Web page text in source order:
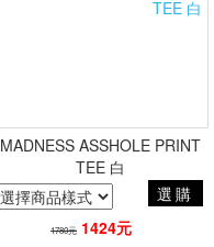
MADNESS ASSHOLE PRINT
TEE 白
選購
1780元 1424元